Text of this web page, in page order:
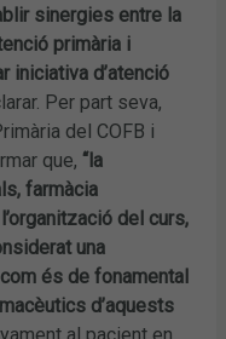
sinergies entre la
primària i
iniciativa d’atenció
Per part seva,
del COFB i
que, “la
farmàcia
del curs,
una
és de fonamental
d’aquests